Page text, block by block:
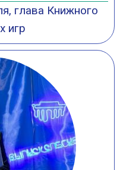
глава Книжного
игр